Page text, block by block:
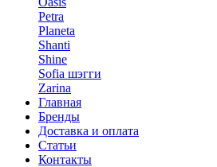
Petra
Planeta
Shanti
Shine
Sofia шэгги
Zarina
Главная
Бренды
Доставка и оплата
Статьи
Контакты